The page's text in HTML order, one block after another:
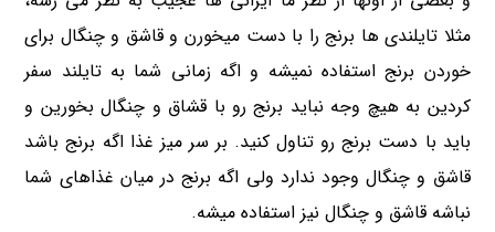
مثلا تایلندی ها برنج را با دست میخورن و قاشق و چنگال برای
خوردن برنج استفاده نمیشه و اگه زمانی شما به تایلند سفر
کردین به هیچ وجه نباید برنج رو با قشاق و چنگال بخورین و
باید با دست برنج رو تناول کنید. بر سر میز غذا اگه برنج باشد
قاشق و چنگال وجود ندارد ولی اگه برنج در میان غذاهای شما
نباشه قاشق و چنگال نیز استفاده میشه.